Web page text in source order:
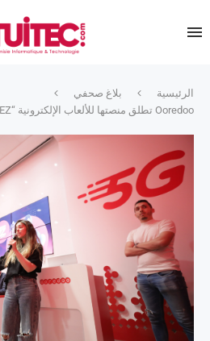
الرئيسية
بلاغ صحفي
Ooredoo تطلق منصتها للألعاب الإلكترونية “Ooredoo EZ”